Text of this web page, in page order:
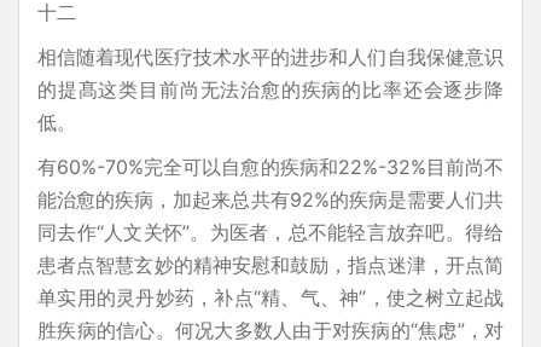
十二
相信随着现代医疗技术水平的进步和人们自我保健意识
的提髙这类目前尚无法治愈的疾病的比率还会逐步降
低。
有60%-70%完全可以自愈的疾病和22%-32%目前尚不
能治愈的疾病，加起来总共有92%的疾病是需要人们共
同去作“人文关怀”。为医者，总不能轻言放弃吧。得给
患者点智慧玄妙的精神安慰和鼓励，指点迷津，开点简
单实用的灵丹妙药，补点“精、气、神”，使之树立起战
胜疾病的信心。何况大多数人由于对疾病的“焦虑”，对